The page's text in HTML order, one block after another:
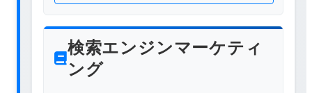
検索エンジンマーケティ
ング